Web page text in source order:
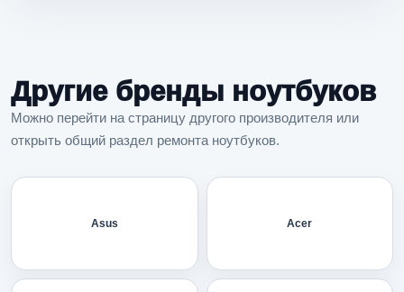
Другие бренды ноутбуков
Можно перейти на страницу другого производителя или
открыть общий раздел ремонта ноутбуков.
Asus Acer